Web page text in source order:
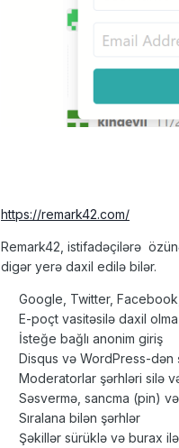
https://remark42.com/
Remark42, istifadəçilərə
digər yerə daxil edilə bilər.
Google, Twitter, Facebook,
E-poçt vasitəsilə daxil olma
İsteğe bağlı anonim giriş
Disqus və WordPress-dən
Moderatorlar şərhləri silə
Səsvermə, sancma (pin) və
Sıralana bilən şərhlər
Şəkillər sürüklə və burax